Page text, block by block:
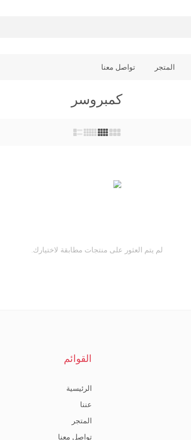
المتجر تواصل معنا
كمبروسر
لم يتم العثور على منتجات مطابقة لاختيارك.
القوائم
الرئيسية
عننا
المتجر
تواصل معنا